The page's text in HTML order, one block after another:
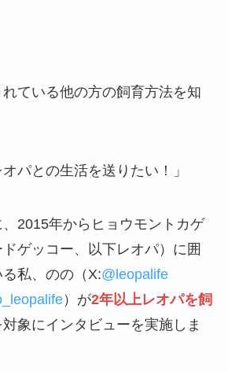
れている他の方の飼育方法を知
パとの生活を送りたい！」
2015年からヒョウモントカゲ
ゲッコー、以下レオパ）に囲
私、のの（X:@leopalife
）が2年以上レオパを飼
対象にインタビューを実施しま